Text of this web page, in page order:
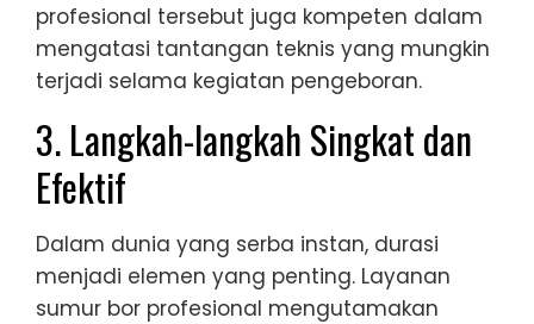
profesional tersebut juga kompeten dalam
mengatasi tantangan teknis yang mungkin
terjadi selama kegiatan pengeboran.
3. Langkah-langkah Singkat dan
Efektif
Dalam dunia yang serba instan, durasi
menjadi elemen yang penting. Layanan
sumur bor profesional mengutamakan